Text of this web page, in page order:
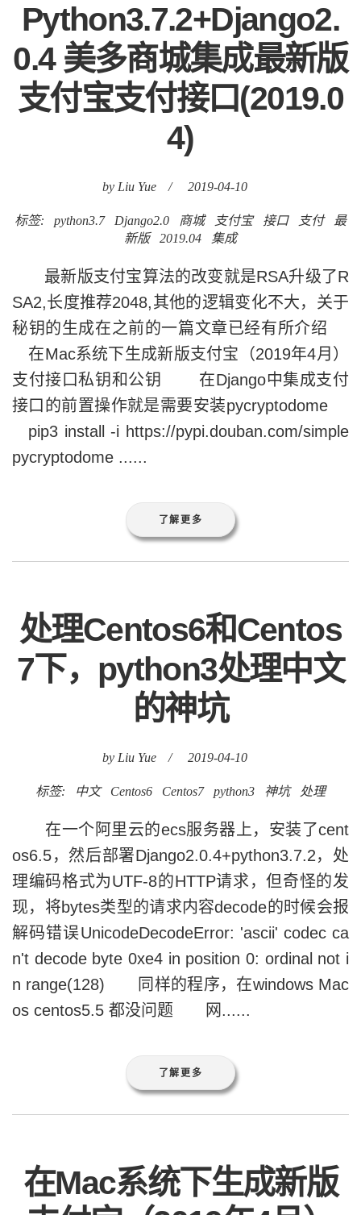
Python3.7.2+Django2.
0.4 美多商城集成最新版
支付宝支付接口(2019.0
4)
by Liu Yue / 2019-04-10
标签: python3.7 Django2.0 商城 支付宝 接口 支付
最
新版
2019.04 集成
最新版支付宝算法的改变就是RSA升级了R
SA2,长度推荐2048,其他的逻辑变化不大，关于
秘钥的生成在之前的一篇文章已经有所介绍
在Mac系统下生成新版支付宝（2019年4月）
支付接口私钥和公钥 在Django中集成支付
接口的前置操作就是需要安装pycryptodome
pip3 install -i https://pypi.douban.com/simple
pycryptodome ......
了解更多
处理Centos6和Centos
7下，python3处理中文
的神坑
by Liu Yue / 2019-04-10
标签: 中文 Centos6 Centos7 python3 神坑 处理
在一个阿里云的ecs服务器上，安装了cent
os6.5，然后部署Django2.0.4+python3.7.2，处
理编码格式为UTF-8的HTTP请求，但奇怪的发
现，将bytes类型的请求内容decode的时候会报
解码错误UnicodeDecodeError: 'ascii' codec ca
n't decode byte 0xe4 in position 0: ordinal not i
n range(128) 同样的程序，在windows Mac
os centos5.5 都没问题 网......
了解更多
在Mac系统下生成新版